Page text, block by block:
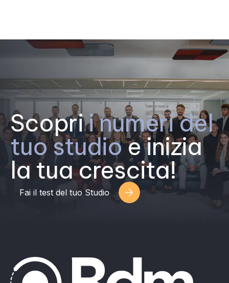
Scoprii numeri del
tuo studioe inizia
la tua crescita!
Fai il test del tuo Studio